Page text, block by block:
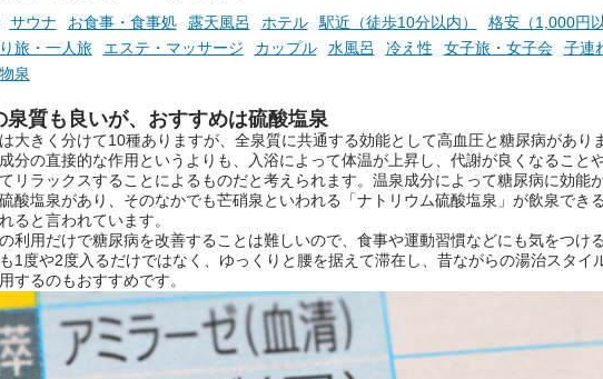
ティ温泉の「占いベンチ」
プロの占い師に相談するこ
できるサービスです。
ろパス会員様なら、この特
ひとときを「毎月10分無
でご利用いただけます。
で体がほぐれたら、次は占
さんとお話しして、心もほ
【PR】
この記事は万葉倶
サウナ お食事・食事処 露天風呂 ホテル 駅近（徒歩10分以内）
格安（1,000円以
旅・一人旅
エステ・マッサージ カップル 水風呂 冷え性 女子旅・女子会
子連
泉
泉質も良いが、おすすめは硫酸塩泉
大きく分けて10種ありますが、全泉質に共通する効能として高血圧と糖尿病があり
分の直接的な作用というよりも、入浴によって体温が上昇し、代謝が良くなること
リラックスすることによるものだと考えられます。温泉成分によって糖尿病に効能
酸塩泉があり、そのなかでも芒硝泉といわれる「ナトリウム硫酸塩泉」が飲泉でき
ると言われています。
利用だけで糖尿病を改善することは難しいので、食事や運動習慣などにも気をつける
1度や2度入るだけではなく、ゆっくりと腰を据えて滞在し、昔ながらの湯治スタイ
するのもおすすめです。